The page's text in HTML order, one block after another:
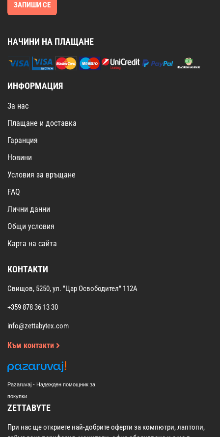
ЗАПИШИ СЕ
НАЧИНИ НА ПЛАЩАНЕ
ИНФОРМАЦИЯ
За нас
Плащане и доставка
Гаранция
Новини
Условия за връщане
FAQ
Лични данни
Общи условия
Карта на сайта
КОНТАКТИ
Свищов, 5250, ул. "Цар Освободител" 112А
+359 878 36 13 30
info@zettabytex.com
Към контакти
Pazaruvaj - Надежден помощник за
покупки
ZETTABYTE
При нас ще откриете най-добрите оферти за компютри, лаптопи,